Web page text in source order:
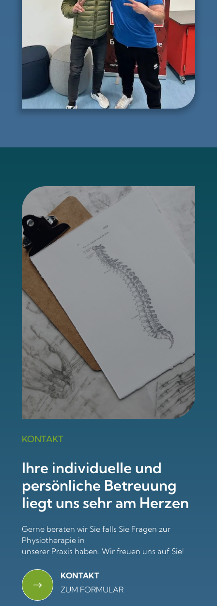
KONTAKT
Ihre individuelle und
persönliche Betreuung
liegt uns sehr am Herzen
Gerne beraten wir Sie falls Sie Fragen zur
Physiotherapie in
unserer Praxis haben. Wir freuen uns auf Sie!
$
KONTAKT
ZUM FORMULAR